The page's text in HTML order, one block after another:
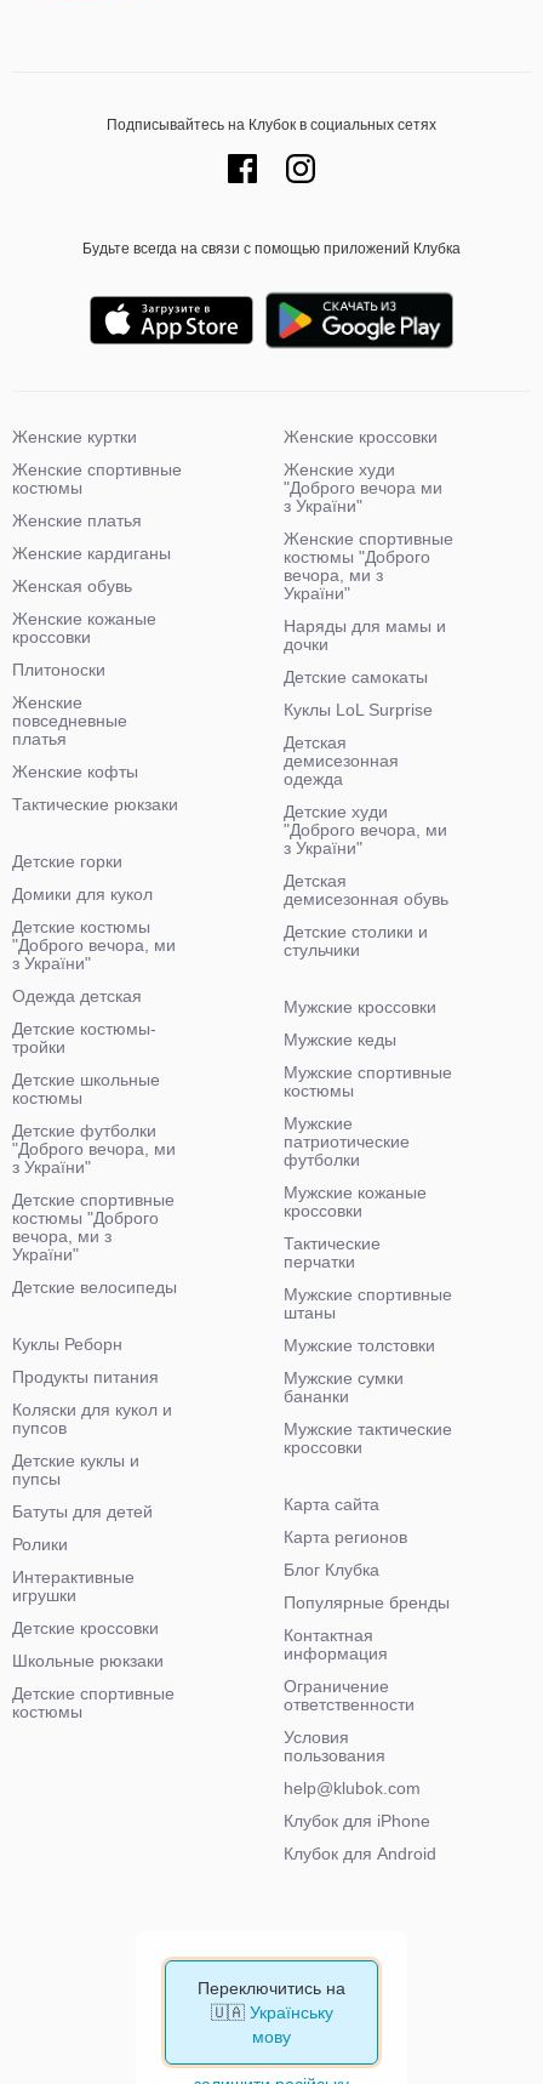
Подписывайтесь на Клубок в социальных сетях
Будьте всегда на связи с помощью приложений Клубка
Женские куртки
Женские спортивные
костюмы
Женские платья
Женские кардиганы
Женская обувь
Женские кожаные
кроссовки
Плитоноски
Женские
повседневные
платья
Женские кофты
Тактические рюкзаки
Женские кроссовки
Женские худи
"Доброго вечора ми
з України"
Женские спортивные
костюмы "Доброго
вечора, ми з
України"
Наряды для мамы и
дочки
Детские самокаты
Куклы LoL Surprise
Детская
демисезонная
одежда
Детские худи
"Доброго вечора, ми
з України"
Детская
демисезонная обувь
Детские столики и
стульчики
Детские горки
Домики для кукол
Детские костюмы
"Доброго вечора, ми
з України"
Одежда детская
Детские костюмы-
тройки
Детские школьные
костюмы
Детские футболки
"Доброго вечора, ми
з України"
Детские спортивные
костюмы "Доброго
вечора, ми з
України"
Детские велосипеды
Мужские кроссовки
Мужские кеды
Мужские спортивные
костюмы
Мужские
патриотические
футболки
Мужские кожаные
кроссовки
Тактические
перчатки
Мужские спортивные
штаны
Мужские толстовки
Мужские сумки
бананки
Мужские тактические
кроссовки
Куклы Реборн
Продукты питания
Коляски для кукол и
пупсов
Детские куклы и
пупсы
Батуты для детей
Ролики
Интерактивные
игрушки
Детские кроссовки
Школьные рюкзаки
Детские спортивные
костюмы
Карта сайта
Карта регионов
Блог Клубка
Популярные бренды
Контактная
информация
Ограничение
ответственности
Условия
пользования
help@klubok.com
Клубок для iPhone
Клубок для Android
Переключитись на
🇺🇦 Українську
мову